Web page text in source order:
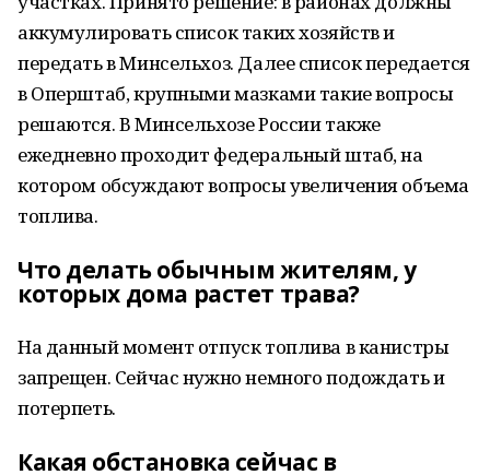
аккумулировать список таких хозяйств и
передать в Минсельхоз. Далее список передается
в Оперштаб, крупными мазками такие вопросы
решаются. В Минсельхозе России также
ежедневно проходит федеральный штаб, на
котором обсуждают вопросы увеличения объема
топлива.
Что делать обычным жителям, у
которых дома растет трава?
На данный момент отпуск топлива в канистры
запрещен. Сейчас нужно немного подождать и
потерпеть.
Какая обстановка сейчас в